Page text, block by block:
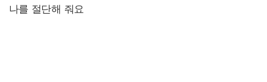
나를 절단해 줘요